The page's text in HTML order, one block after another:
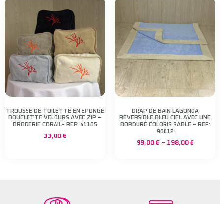
TROUSSE DE TOILETTE EN EPONGE
BOUCLETTE VELOURS AVEC ZIP –
BRODERIE CORAIL- REF: 41105
33,00 €
DRAP DE BAIN LAGONDA
REVERSIBLE BLEU CIEL AVEC UNE
BORDURE COLORIS SABLE – REF:
90012
99,00 € – 198,00 €